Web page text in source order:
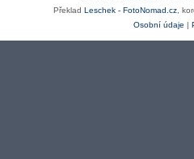
Překlad Leschek - FotoNomad.cz ,
Osobní údaje |